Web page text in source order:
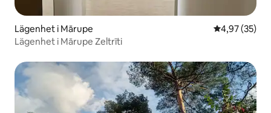
Lägenhet i Mārupe 4,97 av 5 i
4,97 (35)
Lägenhet i Mārupe Zeltrīti